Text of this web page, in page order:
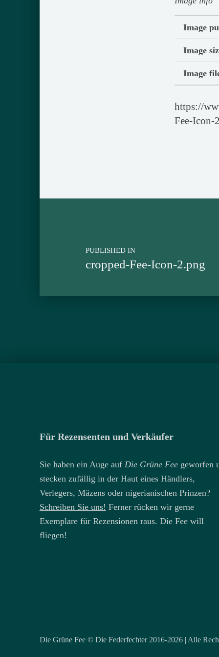
Image
Image
Image
https://
Fee-Icon-
Post navigation
PUBLISHED IN
cropped-Fee-Icon-2.png
Für Rezensenten und Verkäufer
Sie haben ein Auge auf Die Grüne Feegeworfen
stecken zufällig in der Haut eines Händlers,
Verlegers, Mäzens oder nigerianischen Prinzen?
Schreiben Sie uns! Ferner rücken wir gerne
Exemplare für Rezensionen raus. Die Fee will
fliegen!
Die Grüne Fee © Die Federfechter 2016-2026 | Alle